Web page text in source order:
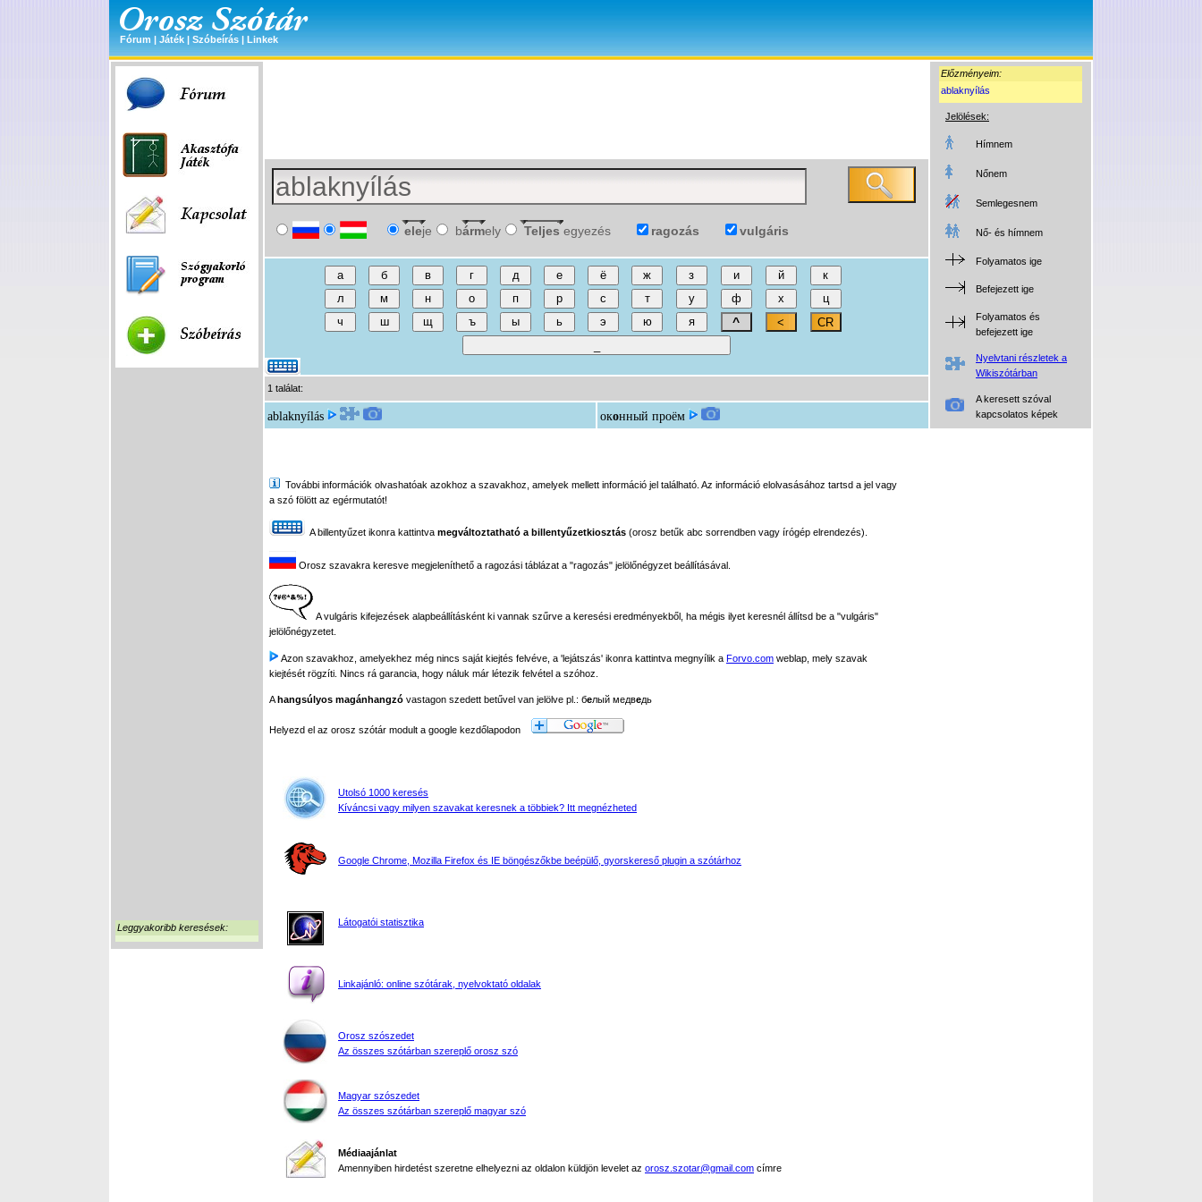
Fórum | Játék | Szóbeírás | Linkek
Előzményeim:
ablaknyílás
Jelölések:
Hímnem
Nőnem
Semlegesnem
Nő- és hímnem
Folyamatos ige
Befejezett ige
Folyamatos és
befejezett ige
Nyelvtani részletek a
Wikiszótárban
A keresett szóval
kapcsolatos képek
Leggyakoribb keresések:
eleje bármely Teljes egyezés ragozás vulgáris
1 találat:
ablaknyílás оконный проём
További információk olvashatóak azokhoz a szavakhoz, amelyek mellett információ jel található. Az információ elolvasásához tartsd a jel vagy
a szó fölött az egérmutatót!
A billentyűzet ikonra kattintva megváltoztatható a billentyűzetkiosztás (orosz betűk abc sorrendben vagy írógép elrendezés).
Orosz szavakra keresve megjeleníthető a ragozási táblázat a "ragozás" jelölőnégyzet beállításával.
A vulgáris kifejezések alapbeállításként ki vannak szűrve a keresési eredményekből, ha mégis ilyet keresnél állítsd be a "vulgáris"
jelölőnégyzetet.
Azon szavakhoz, amelyekhez még nincs saját kiejtés felvéve, a 'lejátszás' ikonra kattintva megnyílik a Forvo.com weblap, mely szavak
kiejtését rögzíti. Nincs rá garancia, hogy náluk már létezik felvétel a szóhoz.
Ahangsúlyos magánhangzó vastagon szedett betűvel van jelölve pl.: белый медведь
Helyezd el az orosz szótár modult a google kezdőlapodon
Utolsó 1000 keresés
Kíváncsi vagy milyen szavakat keresnek a többiek? Itt megnézheted
Google Chrome, Mozilla Firefox és IE böngészőkbe beépülő, gyorskereső plugin a szótárhoz
Látogatói statisztika
Linkajánló: online szótárak, nyelvoktató oldalak
Orosz szószedet
Az összes szótárban szereplő orosz szó
Magyar szószedet
Az összes szótárban szereplő magyar szó
Médiaajánlat
Amennyiben hirdetést szeretne elhelyezni az oldalon küldjön levelet az orosz.szotar@gmail.com címre